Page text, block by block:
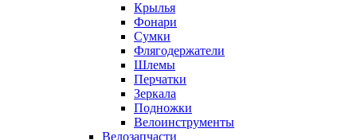
Крылья
Фонари
Сумки
Флягодержатели
Шлемы
Перчатки
Зеркала
Подножки
Велоинструменты
Велозапчасти